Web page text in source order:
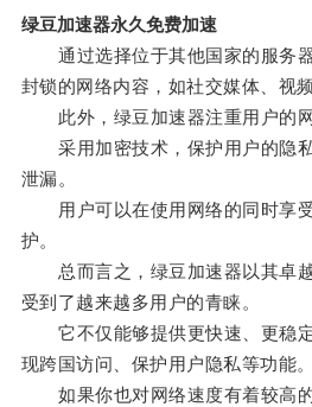
绿豆加速器永久免费加速
通过选择位于其他国家的服务器
封锁的网络内容，如社交媒体、视
此外，绿豆加速器注重用户的网
采用加密技术，保护用户的隐私
泄漏。
用户可以在使用网络的同时享受
护。
总而言之，绿豆加速器以其卓越
受到了越来越多用户的青睐。
它不仅能够提供更快速、更稳
现跨国访问、保护用户隐私等功能。
如果你也对网络速度有着较高的